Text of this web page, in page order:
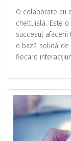
O colaborare cu
cheltuială. Este
succesul afacerii
o bază solidă
fiecare